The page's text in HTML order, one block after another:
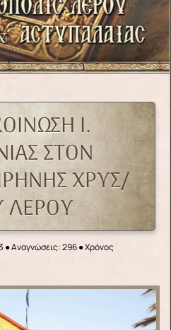
Ι.
ΣΤΟΝ
ΧΡΥΣ/
ΛΕΡΟΥ
●Αναγνώσεις: 296● Χρόνος